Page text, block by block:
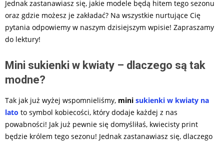
Jednak zastanawiasz się, jakie modele będą hitem tego sezonu
oraz gdzie możesz je zakładać? Na wszystkie nurtujące Cię
pytania odpowiemy w naszym dzisiejszym wpisie! Zapraszamy
do lektury!
Mini sukienki w kwiaty – dlaczego są tak
modne?
Tak jak już wyżej wspomnieliśmy, mini sukienki w kwiaty na
lato to symbol kobiecości, który dodaje każdej z nas
powabności! Jak już pewnie się domyśliłaś, kwiecisty print
będzie królem tego sezonu! Jednak zastanawiasz się, dlaczego